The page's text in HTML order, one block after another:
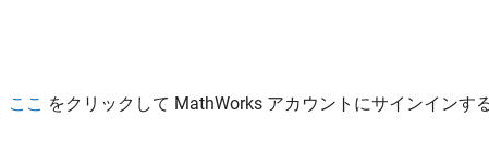
ここ をクリックして MathWorks アカウントにサインインす